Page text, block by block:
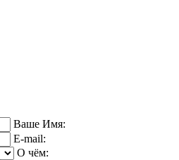
Ваше Имя:
E-mail:
О чём: